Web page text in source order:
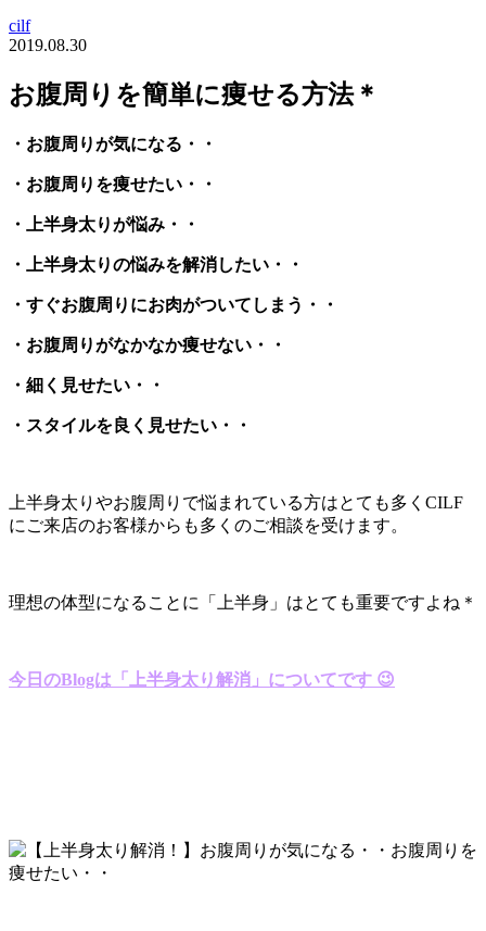
cilf
2019.08.30
お腹周りを簡単に痩せる方法＊
・お腹周りが気になる・・
・お腹周りを痩せたい・・
・上半身太りが悩み・・
・上半身太りの悩みを解消したい・・
・すぐお腹周りにお肉がついてしまう・・
・お腹周りがなかなか痩せない・・
・細く見せたい・・
・スタイルを良く見せたい・・
上半身太りやお腹周りで悩まれている方はとても多くCILF
にご来店のお客様からも多くのご相談を受けます。
理想の体型になることに「上半身」はとても重要ですよね＊
今日のBlogは「上半身太り解消」についてです 😉